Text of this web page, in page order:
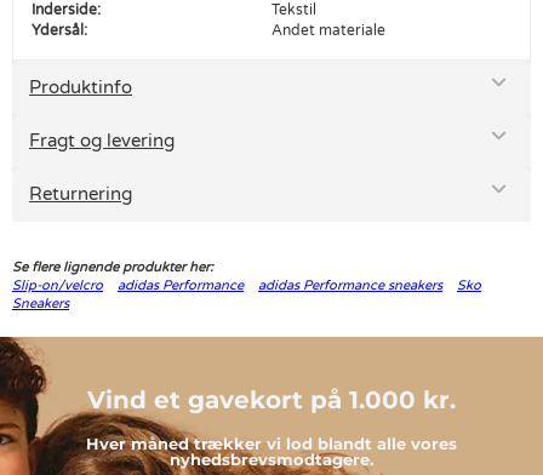
Inderside:
Tekstil
Ydersål:
Andet materiale
Produktinfo
Fragt og levering
Returnering
Se flere lignende produkter her:
Slip-on/velcro
adidas Performance adidas Performance sneakers
Sko
Sneakers
Vind et gavekort på 1.000 kr.
Hver måned trækker vi lod blandt alle vores
nyhedsbrevsmodtagere.